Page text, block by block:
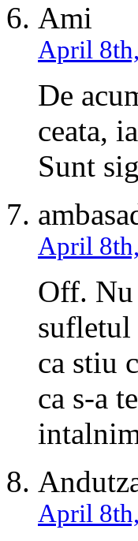
Ami
April
De
ceata,
Sunt
April
Off. Nu
sufletul
ca stiu
ca s-a
April